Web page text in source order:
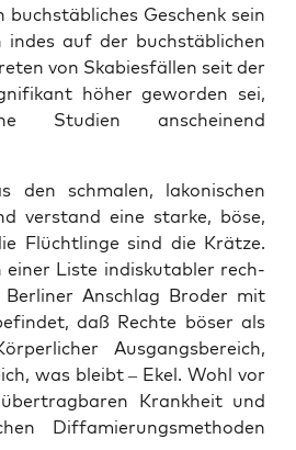
Geschenk sein
auf der buch­stäb­li­chen
von Ska­bies­fäl­len seit der
höher gewor­den sei,
Stu­di­en anschei­nend
den schma­len, lako­ni­schen
ver­stand eine star­ke, böse,
Flücht­lin­ge sind die Krät­ze.
Lis­te indis­ku­ta­bler rech­
Anschlag Bro­der mit
daß Rech­te böser als
Aus­gangs­be­reich,
was bleibt – Ekel. Wohl vor
Krank­heit und
Dif­fa­mie­rungs­me­tho­den